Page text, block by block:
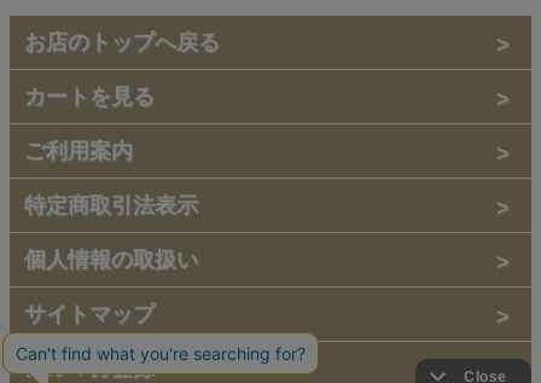
お店のトップへ戻る
カートを見る
ご利用案内
特定商取引法表示
個人情報の取扱い
サイトマップ
メルマガ登録